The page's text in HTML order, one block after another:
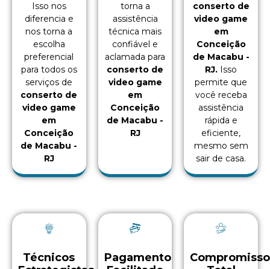
Isso nos
diferencia e
nos torna a
escolha
preferencial
para todos os
serviços de
conserto de
video game
em
Conceição
de Macabu -
RJ
torna a
assistência
técnica mais
confiável e
aclamada para
conserto de
video game
em
Conceição
de Macabu -
RJ
conserto de
video game
em
Conceição
de Macabu -
RJ. Isso
permite que
você receba
assistência
rápida e
eficiente,
mesmo sem
sair de casa.
Técnicos
Pagamento
Compromisso